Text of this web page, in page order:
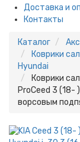
Доставка и
Контакты
Каталог
Коврики
Hyundai
Коврики
ProCeed 3 (18-
ворсовым